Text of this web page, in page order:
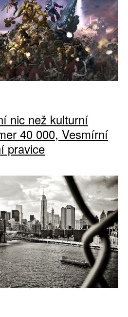
nic než kulturní
40 000, Vesmírní
pravice